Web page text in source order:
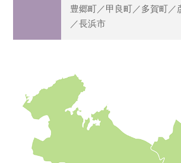
豊郷町／甲良町／多賀町／
／長浜市